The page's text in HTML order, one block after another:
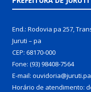
End.: Rodovia pa 257,
Juruti – pa
CEP: 68170-000
Fone: (93) 98408-7564
E-mail:
Horário de atendimento: